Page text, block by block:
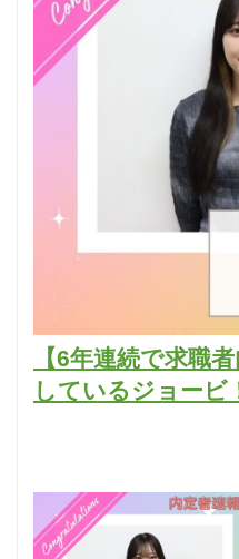
【6年連続で求職
しているジョービ